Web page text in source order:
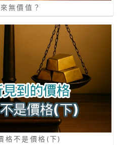
無價值？
格不是價格(下)